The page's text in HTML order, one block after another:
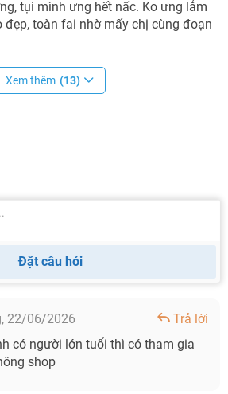
tụi mình ưng hết nấc. Ko ưng lắm
đẹp, toàn fai nhờ mấy chị cùng đoạn
Xem thêm (13)
Đặt câu hỏi
22/06/2026
Trả lời
có người lớn tuổi thì có tham gia
shop